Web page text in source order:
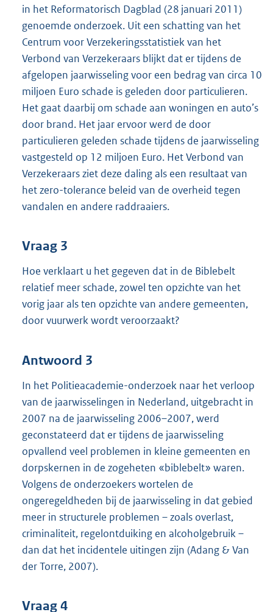
in het Reformatorisch Dagblad (28 januari 2011)
genoemde onderzoek. Uit een schatting van het
Centrum voor Verzekeringsstatistiek van het
Verbond van Verzekeraars blijkt dat er tijdens de
afgelopen jaarwisseling voor een bedrag van circa 10
miljoen Euro schade is geleden door particulieren.
Het gaat daarbij om schade aan woningen en auto’s
door brand. Het jaar ervoor werd de door
particulieren geleden schade tijdens de jaarwisseling
vastgesteld op 12 miljoen Euro. Het Verbond van
Verzekeraars ziet deze daling als een resultaat van
het zero-tolerance beleid van de overheid tegen
vandalen en andere raddraaiers.
Vraag 3
Hoe verklaart u het gegeven dat in de Biblebelt
relatief meer schade, zowel ten opzichte van het
vorig jaar als ten opzichte van andere gemeenten,
door vuurwerk wordt veroorzaakt?
Antwoord 3
In het Politieacademie-onderzoek naar het verloop
van de jaarwisselingen in Nederland, uitgebracht in
2007 na de jaarwisseling 2006–2007, werd
geconstateerd dat er tijdens de jaarwisseling
opvallend veel problemen in kleine gemeenten en
dorpskernen in de zogeheten «biblebelt» waren.
Volgens de onderzoekers wortelen de
ongeregeldheden bij de jaarwisseling in dat gebied
meer in structurele problemen – zoals overlast,
criminaliteit, regelontduiking en alcoholgebruik –
dan dat het incidentele uitingen zijn (Adang & Van
der Torre, 2007).
Vraag 4